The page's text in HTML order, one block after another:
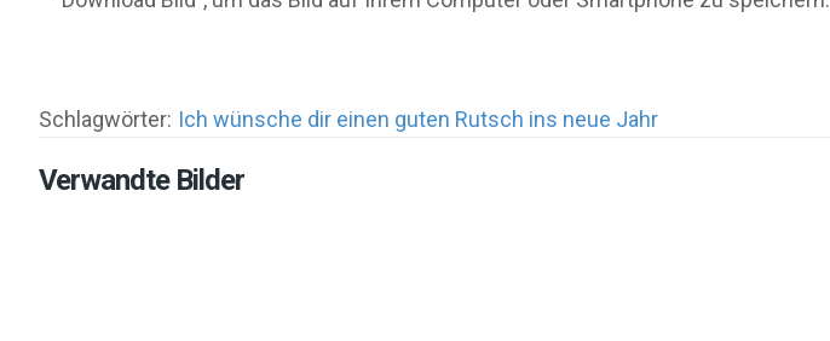
Schlagwörter: Ich wünsche dir einen guten Rutsch ins neue Jahr
Verwandte Bilder